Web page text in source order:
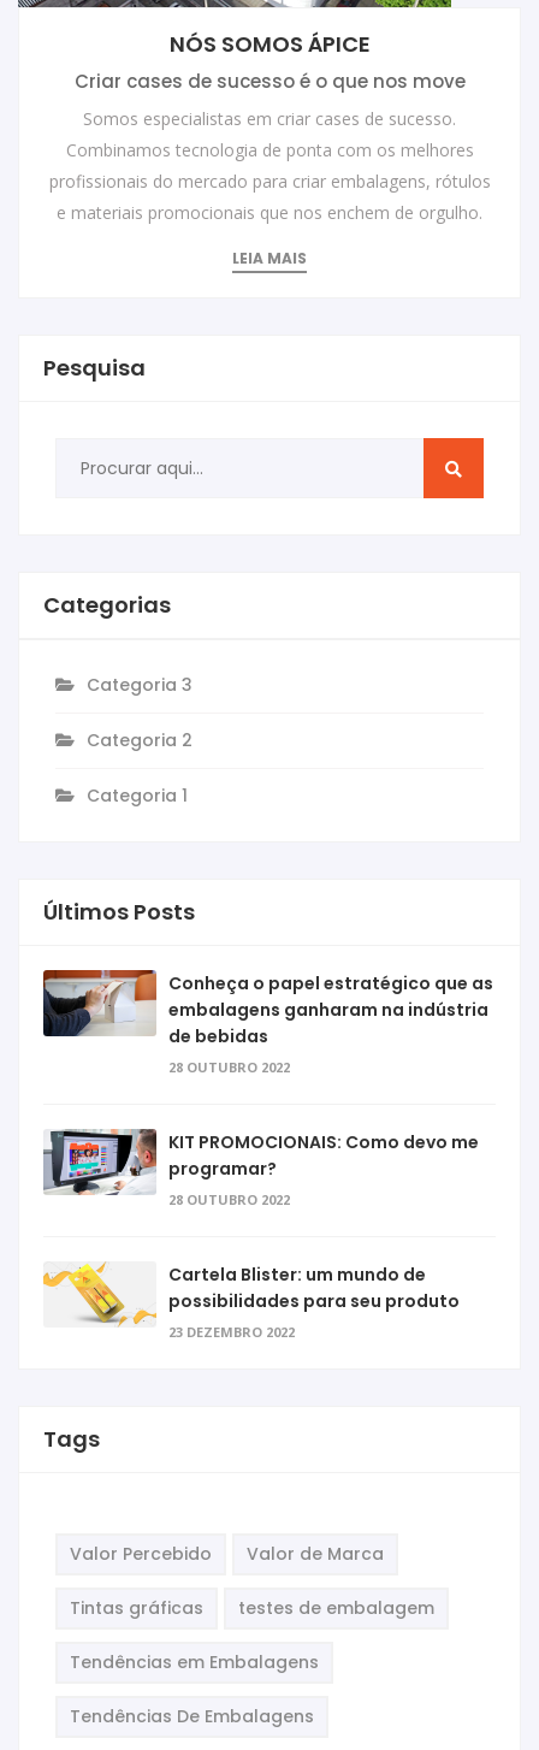
NÓS SOMOS ÁPICE
Criar cases de sucesso é o que nos move
Somos especialistas em criar cases de sucesso.
Combinamos tecnologia de ponta com os melhores
profissionais do mercado para criar embalagens, rótulos
e materiais promocionais que nos enchem de orgulho.
LEIA MAIS
Pesquisa
Categorias
Categoria 3
Categoria 2
Categoria 1
Últimos Posts
Conheça o papel estratégico que as
embalagens ganharam na indústria
de bebidas
28 OUTUBRO 2022
KIT PROMOCIONAIS: Como devo me
programar?
28 OUTUBRO 2022
Cartela Blister: um mundo de
possibilidades para seu produto
23 DEZEMBRO 2022
Tags
Valor Percebido Valor de Marca
Tintas gráficas testes de embalagem
Tendências em Embalagens
Tendências De Embalagens